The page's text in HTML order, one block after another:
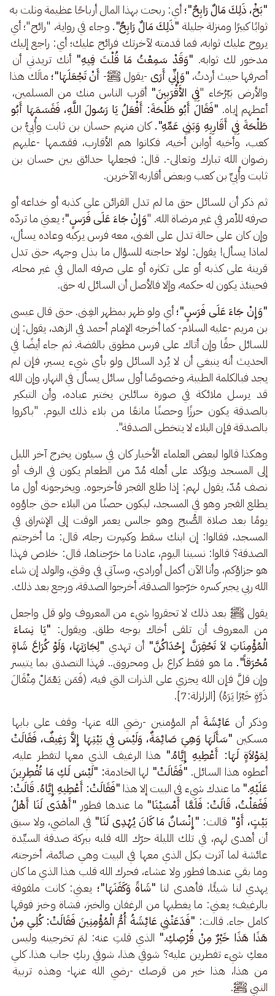
"بَخْ، ذَلِكَ مَالٌ رَابِحٌ"؛ أي: ربحت بهذا المال أرباحًا عظيمة ونلت به
ثوابًا كبيرًا ومنزلة جليلة "ذَلِكَ مَالٌ رَابِحٌ". وجاء في رواية، "رائح"؛ أي
يروح عليك ثوابه، فما قدمته لآخرتك فرائح عليك؛ أي: راجع إليك
مدخور لك ثوابه. "وَقَدْ سَمِعْتُ مَا قُلْتَ فِيهِ" أنك تريدني أن
أصرفها حيث أردتُ، "وَإِنِّي أَرَى -يقول ﷺ- أَنْ تَجْعَلَهَا"؛ مالَك هذا
والأرض بَيْرُحَاء "فِي الأَقْرَبِينَ" أقرب الناس منك من المسلمين،
أعطهم إياه. "فَقَالَ أَبُو طَلْحَةَ: أَفْعَلُ يَا رَسُولَ اللَّهِ، فَقَسَمَهَا أَبُو
طَلْحَةَ فِي أَقَارِبِهِ وَبَنِي عَمِّهِ". كان منهم حسان بن ثابت وأُبيُّ بن
كعب، وأخيه أوابن أخيه، فكانوا هم الأقارب، فقسّمها -عليهم
رضوان الله تبارك وتعالى-. قال: فجعلها حدائق بين حسان بن
ثابت وأُبيِّ بن كعب وبعض أقاربه الآخرين.
ثم ذكر أن للسائل حق ما لم تدل القرائن على كذبه أو خداعه أو
صرفه للأمر في غير مرضاة الله. "وَإِنْ جَاءَ عَلَى فَرَسٍ"؛ يعني ما تردّه
وإن كان على حالة تدل على الغنى، معه فرس يركبه وعاده يسأل،
لماذا يسأل! يقول: لولا حاجته للسؤال ما بذل وجهه، حتى تدل
قرينة على كذبه أو على تكثره أو على صرفه المال في غير محله،
فحينئذ يكون له حكمه، وإلا فالأصل أن السائل له حق.
"وَإِنْ جَاءَ عَلَى فَرَسٍ"؛ أي ولو ظهر بمظهر الغِنى. حتى قال عيسى
بن مريم -عليه السلام- كما أخرجه الإمام أحمد في الزهد، يقول: إن
للسائل حقًا وإن أتاك على فرس مطوق بالفضة. ثم جاء أيضًا في
الحديث أنه ينبغي أن لا يُرد السائل ولو بأي شيء يسير، فإن لم
يجد فبالكلمة الطيبة، وخصوصًا أول سائل يسأل في النهار، وإن الله
قد يرسل ملائكة في صورة سائلين يختبر عباده، وأن التبكير
بالصدقة يكون حرزًا وحصنًا مانعًا من بلاء ذلك اليوم. "باكروا
بالصدقة فإن البلاء لا يتخطى الصدقة".
وهكذا قالوا لبعض العلماء الأخيار كان في سيئون يخرج آخر الليل
إلى المسجد ويؤكد على أهله مُدّ من الطعام يكون في الرف أو
نصف مُدّ، يقول لهم: إذا طلع الفجر فأخرجوه. ويخرجونه أول ما
يطلع الفجر وهو في المسجد، ليكون حصنًا من البلاء حتى جاؤوه
يومًا بعد صلاة الصُّبح وهو جالس يعمر الوقت إلى الإشراق في
المسجد، فقالوا: إن ابنك سقط وكسِرت رجله، قال: ما أخرجتم
الصدقة؟ قالوا: نسينا اليوم، عادنا ما خرّجناها، قال: خلاص فهذا
هو جزاؤكم، وأنا الآن أكمل أورادي، وسآتي في وقتي، والولد إن شاء
الله ربي يجبر كسره خرّجوا الصدقة، أخرجوا الصدقة، ورجع بعد ذلك.
يقول ﷺ بعد ذلك لا تحقروا شيء من المعروف ولو قل واجعل
من المعروف أن تلقى أخاك بوجه طلق. ويقول: "يَا نِسَاءَ
الْمُؤْمِنَاتِ لاَ تَحْقِرَنَّ إِحْدَاكُنَّ" أن تهدي "لِجَارَتِهَا، وَلَوْ كُرَاعَ شَاةٍ
مُحْرَقاً". ما هو فقط كراع بل ومحروق.. فهذا التصدق بما يتيسر
وإن قلَّ فإن الله يجزي على الذرات التي فيه، (فَمَن يَعْمَلْ مِثْقَالَ
ذَرَّةٍ خَيْرًا يَرَهُ) [الزلزلة:7].
وذكر أن عَائِشَةَ أم المؤمنين -رضي الله عنها- وقف على بابها
مسكين "سَأَلَهَا وَهِيَ صَائِمَةٌ، وَلَيْسَ فِي بَيْتِهَا إِلاَّ رَغِيفٌ، فَقَالَتْ
لِمَوْلاَةٍ لَهَا: أَعْطِيهِ إِيَّاهُ." هذا الرغيف الذي معها لتفطر عليه،
أعطوه هذا السائل. "فَقَالَتْ" لها الخادمة: "لَيْسَ لَكِ مَا تُفْطِرِينَ
عَلَيْهِ." ما عندك شيء في البيت إلا هذا "فَقَالَتْ: أَعْطِيهِ إِيَّاهُ. قَالَتْ:
فَفَعَلْتُ، قَالَتْ: فَلَمَّا أَمْسَيْنَا" ما عندها فطور "أَهْدَى لَنَا أَهْلُ
بَيْتٍ، أَوْ" قالت: "إِنْسَانٌ مَا كَانَ يُهْدِى لَنَا" في الماضي، ولا سبق
أن أهدى لهم، في تلك الليلة حرّك الله قلبه ببركة صدقة السيِّدة
عائشة لما آثرت بكل الذي معها في البيت وهي صائمة، أخرجته،
وما بقي عندها فطور ولا عشاء، فحرك الله قلب هذا الذي ما كان
يهدي لنا شيئًا، فأهدى لنا "شَاةً وَكَفَنَهَا"؛ يعني: كانت ملفوفة
بالرغيف؛ يعني: ما يغطيها من الرغفان والخبز، فشاة وخبز فوقها
كامل جاء. قالت: "فَدَعَتْنِي عَائِشَةُ أُمُّ الْمُؤْمِنِينَ فَقَالَتْ: كُلِي مِنْ
هَذَا هَذَا خَيْرٌ مِنْ قُرْصِكِ." الذي قلتِ عنه: لمَ تخرجينه وليس
معكِ شيء تفطرين عليه؟ شوفي هذا، شوفي ربكِ جاب هذا. كلي
من هذا، هذا خير من قرصك -رضي الله عنها- وهذه تربية
النبي ﷺ.